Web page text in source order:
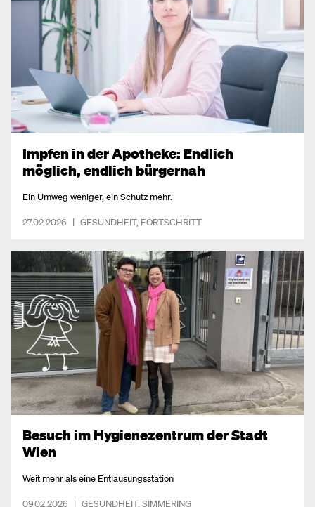
Impfen in der Apotheke: Endlich
möglich, endlich bürgernah
Ein Umweg weniger, ein Schutz mehr.
27.02.2026 | GESUNDHEIT, FORTSCHRITT
Besuch im Hygienezentrum der Stadt
Wien
Weit mehr als eine Entlausungsstation
09.02.2026 | GESUNDHEIT, SIMMERING